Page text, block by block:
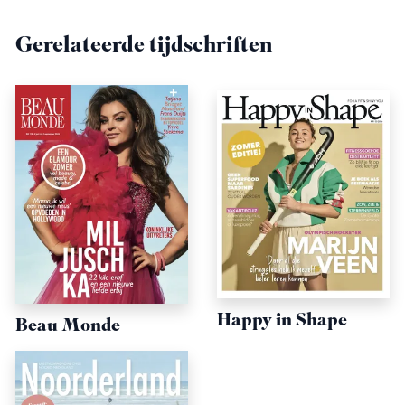
Gerelateerde tijdschriften
Beau Monde Happy in Shape